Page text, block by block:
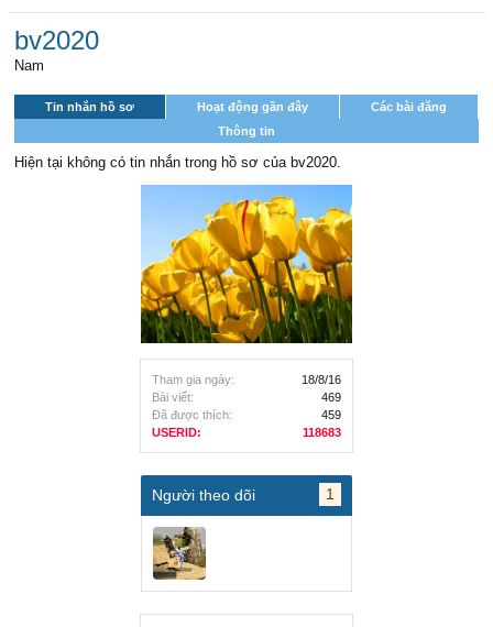
Tham gia ngày:
18/8/16
Bài viết:
469
Đã được thích:
459
USERID:
118683
Người theo dõi 1
bv2020
Nam
Tin nhắn hồ sơ Hoạt động gần đây
Các bài đăng
Thông tin
Hiện tại không có tin nhắn trong hồ sơ của bv2020.